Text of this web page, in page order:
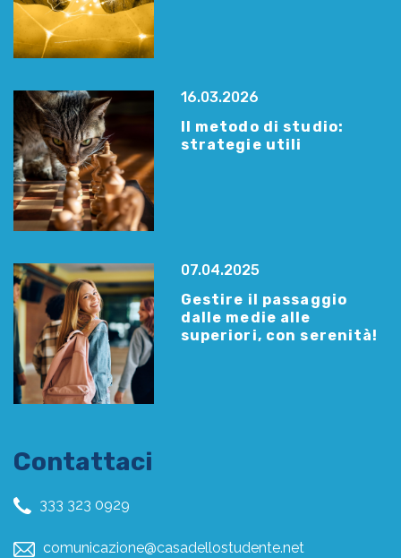
16.03.2026
Il metodo di studio:
strategie utili
07.04.2025
Gestire il passaggio
dalle medie alle
superiori, con serenità!
Contattaci
333 323 0929
comunicazione@casadellostudente.net